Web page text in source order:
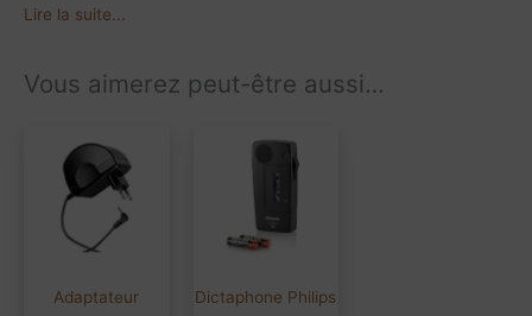
Lire la suite...
Vous aimerez peut-être aussi…
Adaptateur Dictaphone Philips